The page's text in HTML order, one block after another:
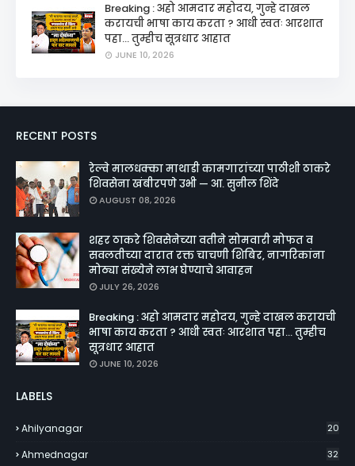
Breaking : अहो आमदार महोदय, गुन्हे दाखल
करायची भाषा काय करता ? आधी स्वतः आरशात
पहा... तुम्हीच सूत्रधार आहात
JUNE 10, 2026
RECENT POSTS
रेल्वे मालधक्का माथाडी कामगारांच्या पाठीशी ठाकरे
शिवसेना खंबीरपणे उभी — आ. सुनील शिंदे
AUGUST 08, 2026
शहर ठाकरे शिवसेनेच्या वतीने सोमवारी मोफत व
सवलतीच्या दारात रक्त चाचणी शिबिर, नागरिकांना
मोठ्या संख्येने लाभ घेण्याचे आवाहन
JULY 26, 2026
Breaking : अहो आमदार महोदय, गुन्हे दाखल करायची
भाषा काय करता ? आधी स्वतः आरशात पहा... तुम्हीच
सूत्रधार आहात
JUNE 10, 2026
LABELS
Ahilyanagar 20
Ahmednagar 32